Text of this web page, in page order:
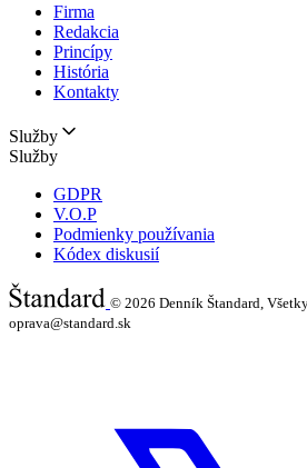
Firma
Redakcia
Princípy
História
Kontakty
Služby
Služby
GDPR
V.O.P
Podmienky používania
Kódex diskusií
© 2026 Denník Štandard,
oprava@standard.sk